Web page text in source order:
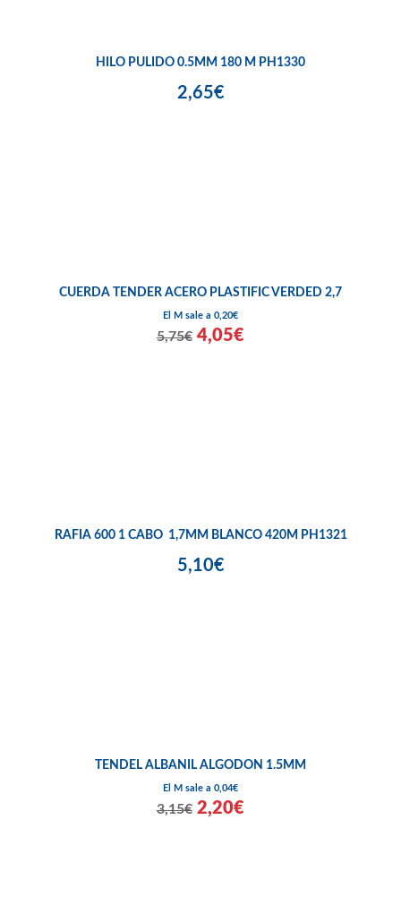
HILO PULIDO 0.5MM 180 M PH1330
2,65€
CUERDA TENDER ACERO PLASTIFIC VERDED 2,7
El M sale a 0,20€
5,75€ 4,05€
RAFIA 600 1 CABO 1,7MM BLANCO 420M PH1321
5,10€
TENDEL ALBANIL ALGODON 1.5MM
El M sale a 0,04€
3,15€ 2,20€